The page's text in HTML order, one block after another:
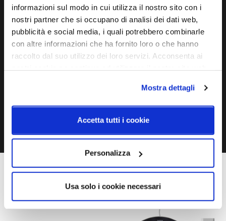
informazioni sul modo in cui utilizza il nostro sito con i
nostri partner che si occupano di analisi dei dati web,
pubblicità e social media, i quali potrebbero combinarle
con altre informazioni che ha fornito loro o che hanno
raccolto dal suo utilizzo dei loro servizi. Acconsenta ai
Mostra dettagli
Accetta tutti i cookie
Personalizza
Usa solo i cookie necessari
Ti servono maggiori informazioni?
Contattaci via Chat, via telefono allo + 39 039 9909099 oppure
compila il modulo
TELEFONO MODULO CONTATTI